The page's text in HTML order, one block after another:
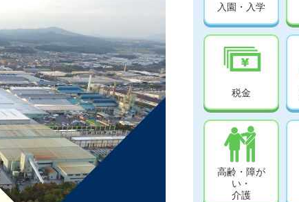
入園・入学
税金
高齢・障が
い・
介護